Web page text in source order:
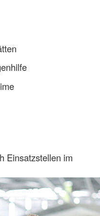
Einsatzstellen im